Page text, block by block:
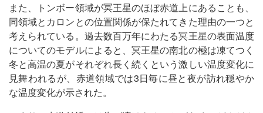
また、トンボー領域が冥王星のほぼ赤道上にあることも、
同領域とカロンとの位置関係が保たれてきた理由の一つと
考えられている。過去数百万年にわたる冥王星の表面温度
についてのモデルによると、冥王星の南北の極は凍てつく
冬と高温の夏がそれぞれ長く続くという激しい温度変化に
見舞われるが、赤道領域では3日毎に昼と夜が訪れ穏やか
な温度変化が示された。